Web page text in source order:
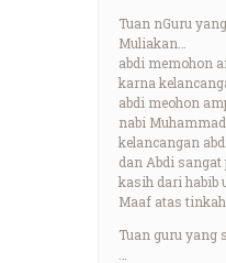
Tuan nGuru
Muliakan…
abdi memohon
karna
abdi meohon
nabi
kelancangan
dan Abdi sangat
kasih dari habib
Maaf atas tinkah
Tuan guru yang